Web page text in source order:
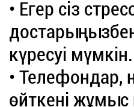
• Егер сіз
күресуі мүмкін.
• Телефондар,
өйткені жұмыс